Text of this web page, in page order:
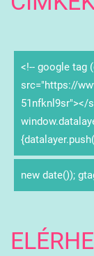
<!-- google tag
src="https://
51nfknl9sr"></
new date());